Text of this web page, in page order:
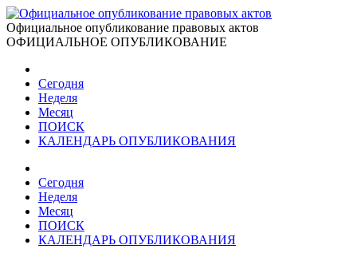
Официальное опубликование правовых актов
ОФИЦИАЛЬНОЕ ОПУБЛИКОВАНИЕ
Сегодня
Неделя
Месяц
ПОИСК
КАЛЕНДАРЬ ОПУБЛИКОВАНИЯ
Сегодня
Неделя
Месяц
ПОИСК
КАЛЕНДАРЬ ОПУБЛИКОВАНИЯ